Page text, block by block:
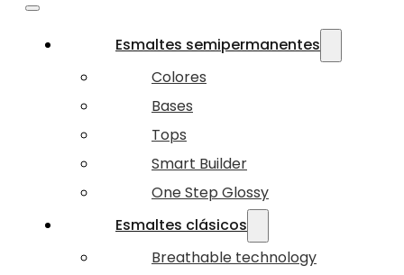
Esmaltes semipermanentes
Colores
Bases
Tops
Smart Builder
One Step Glossy
Esmaltes clásicos
Breathable technology